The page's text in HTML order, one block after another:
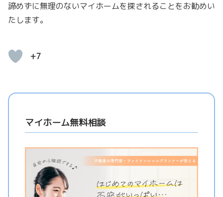
諦めずに無理のないマイホームを探されることをお勧めい
たします。
+7
マイホーム無料相談